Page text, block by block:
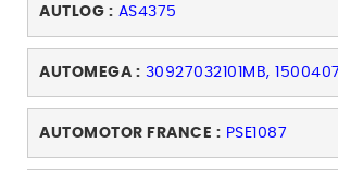
AUTLOG : AS4375
AUTOMEGA : 30927032101MB,
AUTOMOTOR FRANCE : PSE1087